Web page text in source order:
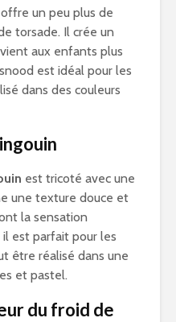
un peu plus de
torsade. Il crée un
aux enfants plus
est idéal pour les
dans des couleurs
est tricoté avec une
une texture douce et
la sensation
est parfait pour les
être réalisé dans une
et pastel.
du froid de